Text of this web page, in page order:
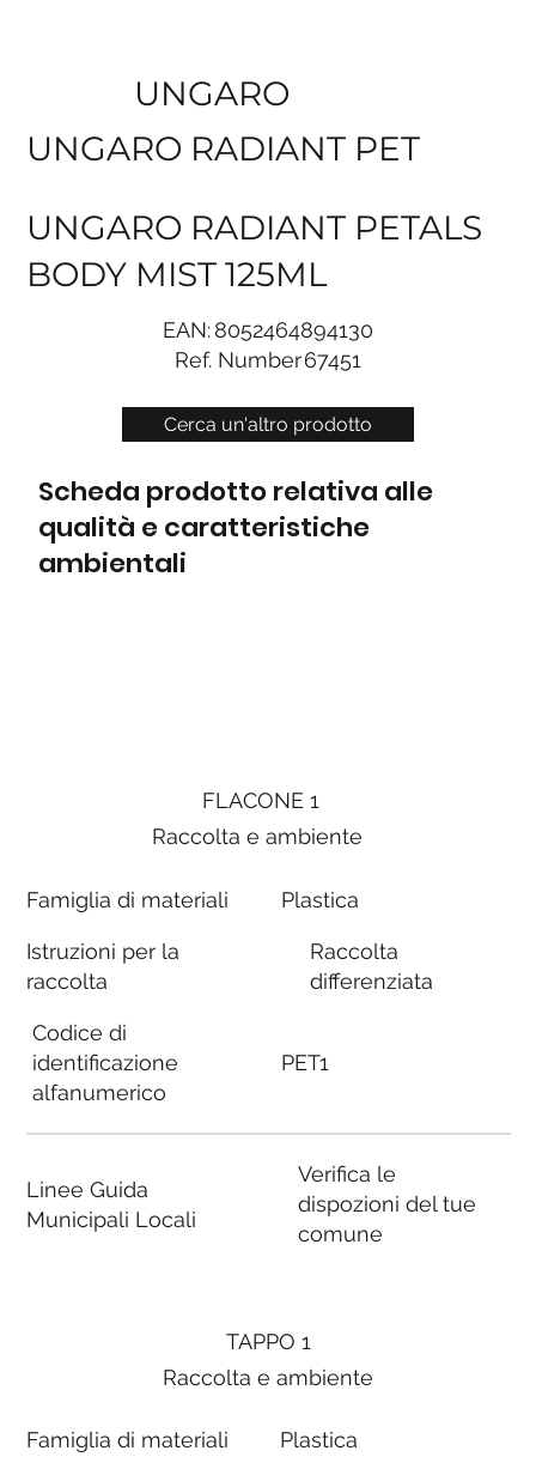
Cerca un'altro prodotto
UNGARO
UNGARO RADIANT PET
UNGARO RADIANT PETALS
BODY MIST 125ML
EAN:8052464894130
Ref. Number67451
Scheda prodotto relativa alle
qualità e caratteristiche
ambientali
FLACONE 1
Raccolta e ambiente
Famiglia di materiali
Istruzioni per la
raccolta
Codice di
identificazione
alfanumerico
Linee Guida
Municipali Locali
Plastica
Raccolta
differenziata
PET1
Verifica le
dispozioni del tue
comune
TAPPO 1
Raccolta e ambiente
Famiglia di materiali Plastica